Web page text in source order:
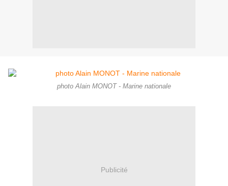
photo Alain MONOT - Marine nationale
Publicité